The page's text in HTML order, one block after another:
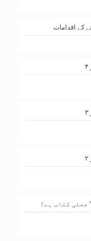
کے اقدامات
جعلی کتاب ہے؟